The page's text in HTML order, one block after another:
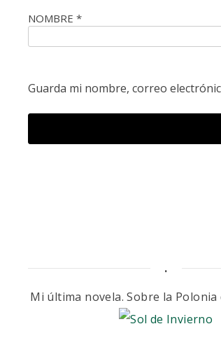
NOMBRE *
Guarda mi nombre, correo
.
Mi última novela. Sobre la Polonia